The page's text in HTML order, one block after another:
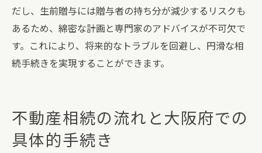
だし、生前贈与には贈与者の持ち分が減少するリスクも
あるため、綿密な計画と専門家のアドバイスが不可欠で
す。これにより、将来的なトラブルを回避し、円滑な相
続手続きを実現することができます。
不動産相続の流れと大阪府での
具体的手続き